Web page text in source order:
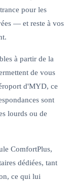
pour les
— et reste à vos
à partir de la
de vous
d'MYD, ce
sont
lourds ou de
ComfortPlus,
dédiées, tant
ce qui lui